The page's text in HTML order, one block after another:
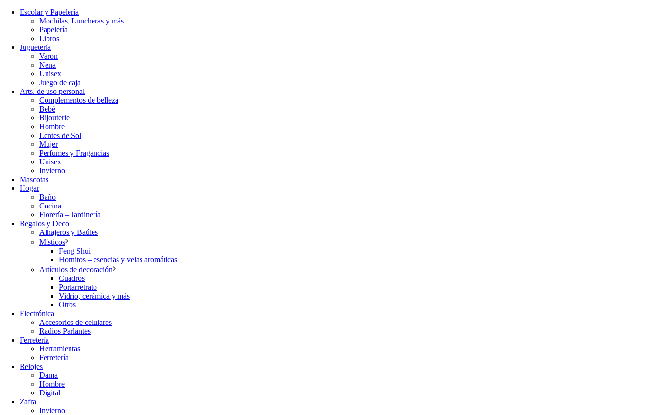
Escolar y Papelería
Mochilas, Luncheras y más…
Papelería
Libros
Juguetería
Varon
Nena
Unisex
Juego de caja
Arts. de uso personal
Complementos de belleza
Bebé
Bijouterie
Hombre
Lentes de Sol
Mujer
Perfumes y Fragancias
Unisex
Invierno
Mascotas
Hogar
Baño
Cocina
Florería – Jardinería
Regalos y Deco
Alhajeros y Baúles
Místicos
Feng Shui
Hornitos – esencias y velas aromáticas
Artículos de decoración
Cuadros
Portarretrato
Vidrio, cerámica y más
Otros
Electrónica
Accesorios de celulares
Radios Parlantes
Ferretería
Herramientas
Ferretería
Relojes
Dama
Hombre
Digital
Zafra
Invierno